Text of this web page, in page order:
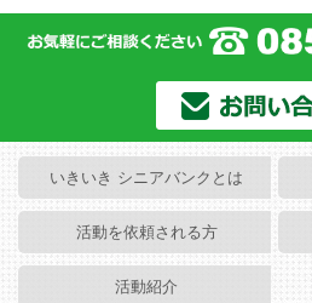
いきいき シニアバンクとは
活動を依頼される方
活動紹介